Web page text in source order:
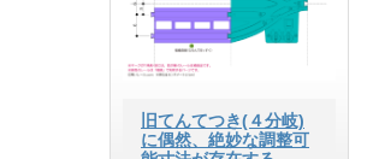
旧てんてつき(４分岐)
に偶然、絶妙な調整可